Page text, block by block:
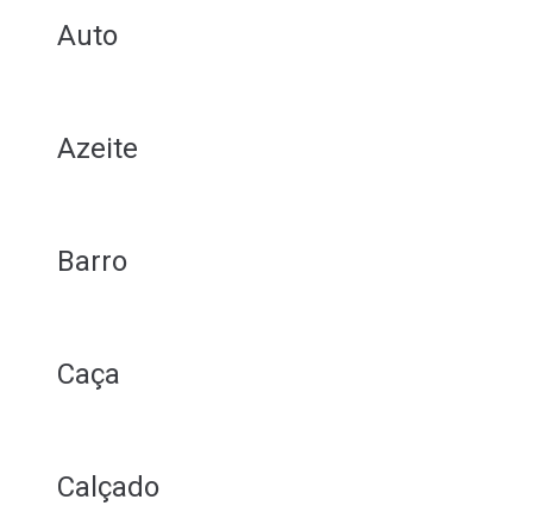
Auto
Azeite
Barro
Caça
Calçado